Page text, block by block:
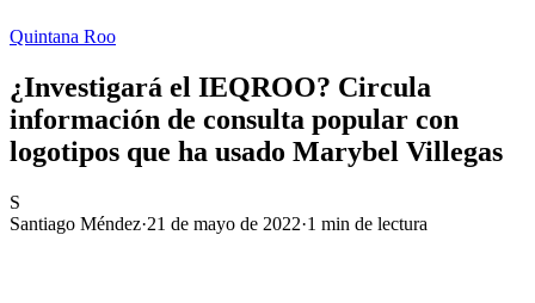
Quintana Roo
¿Investigará el IEQROO? Circula
información de consulta popular con
logotipos que ha usado Marybel Villegas
S
Santiago Méndez·21 de mayo de 2022·1 min de lectura